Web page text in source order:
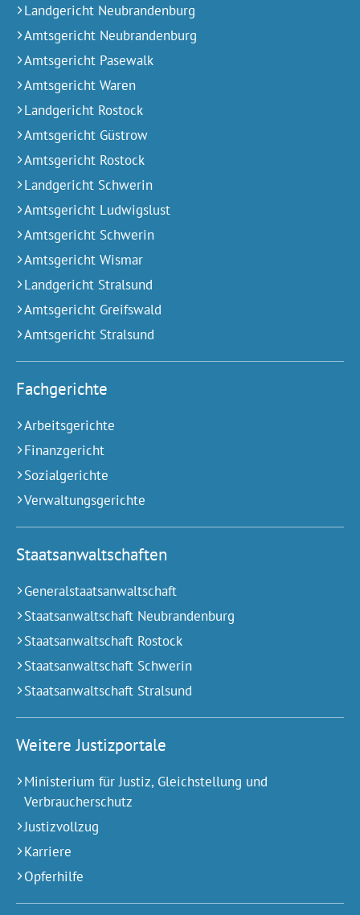
Landgericht Neubrandenburg
Amtsgericht Neubrandenburg
Amtsgericht Pasewalk
Amtsgericht Waren
Landgericht Rostock
Amtsgericht Güstrow
Amtsgericht Rostock
Landgericht Schwerin
Amtsgericht Ludwigslust
Amtsgericht Schwerin
Amtsgericht Wismar
Landgericht Stralsund
Amtsgericht Greifswald
Amtsgericht Stralsund
Fachgerichte
Arbeitsgerichte
Finanzgericht
Sozialgerichte
Verwaltungsgerichte
Staats­an­walt­schaften
Generalstaatsanwaltschaft
Staatsanwaltschaft Neubrandenburg
Staatsanwaltschaft Rostock
Staatsanwaltschaft Schwerin
Staatsanwaltschaft Stralsund
Weitere Justizportale
Ministerium für Justiz, Gleichstellung und
Verbraucherschutz
Justizvollzug
Karriere
Opferhilfe